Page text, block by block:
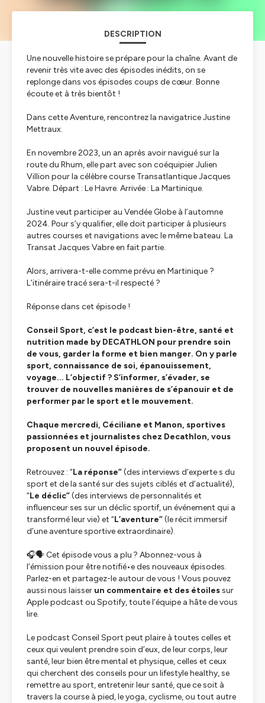
DESCRIPTION
Une nouvelle histoire se prépare pour la chaîne. Avant de
revenir très vite avec des épisodes inédits, on se
replonge dans vos épisodes coups de cœur. Bonne
écoute et à très bientôt !
Dans cette Aventure, rencontrez la navigatrice Justine
Mettraux.
En novembre 2023, un an après avoir navigué sur la
route du Rhum, elle part avec son coéquipier Julien
Villion pour la célèbre course Transatlantique Jacques
Vabre. Départ : Le Havre. Arrivée : La Martinique.
Justine veut participer au Vendée Globe à l’automne
2024. Pour s’y qualifier, elle doit participer à plusieurs
autres courses et navigations avec le même bateau. La
Transat Jacques Vabre en fait partie.
Alors, arrivera-t-elle comme prévu en Martinique ?
L’itinéraire tracé sera-t-il respecté ?
Réponse dans cet épisode !
Conseil Sport, c’est le podcast bien-être, santé et
nutrition made by DECATHLON pour prendre soin
de vous, garder la forme et bien manger. On y parle
sport, connaissance de soi, épanouissement,
voyage... L’objectif ? S’informer, s’évader, se
trouver de nouvelles manières de s’épanouir et de
performer par le sport et le mouvement.
Chaque mercredi, Céciliane et Manon, sportives
passionnées et journalistes chez Decathlon, vous
proposent un nouvel épisode.
Retrouvez : “La réponse”(des interviews d’experte·s du
sport et de la santé sur des sujets ciblés et d’actualité),
“Le déclic”(des interviews de personnalités et
influenceur·ses sur un déclic sportif, un événement qui a
transformé leur vie) et “L’aventure”(le récit immersif
d’une aventure sportive extraordinaire).
🎧🗣 Cet épisode vous a plu ? Abonnez-vous à
l’émission pour être notifié•e des nouveaux épisodes.
Parlez-en et partagez-le autour de vous ! Vous pouvez
aussi nous laisser un commentaire et des étoilessur
Apple podcast ou Spotify, toute l’équipe a hâte de vous
lire.
Le podcast Conseil Sport peut plaire à toutes celles et
ceux qui veulent prendre soin d’eux, de leur corps, leur
santé, leur bien être mental et physique, celles et ceux
qui cherchent des conseils pour un lifestyle healthy, se
remettre au sport, entretenir leur santé, que ce soit à
travers la course à pied, le yoga, cyclisme, ou tout autre